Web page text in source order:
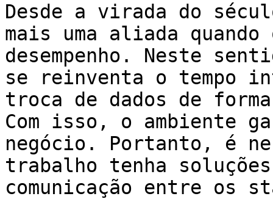
Desde a virada do
mais uma aliada
desempenho. Neste
se reinventa o tempo
troca de dados de
Com isso, o ambiente
negócio. Portanto, é
trabalho tenha
comunicação entre os